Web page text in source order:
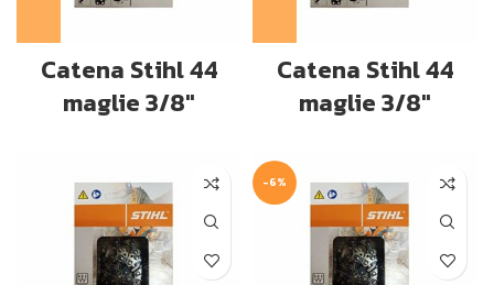
Catena Stihl 44
maglie 3/8″
Catena Stihl 44
maglie 3/8″
-6%